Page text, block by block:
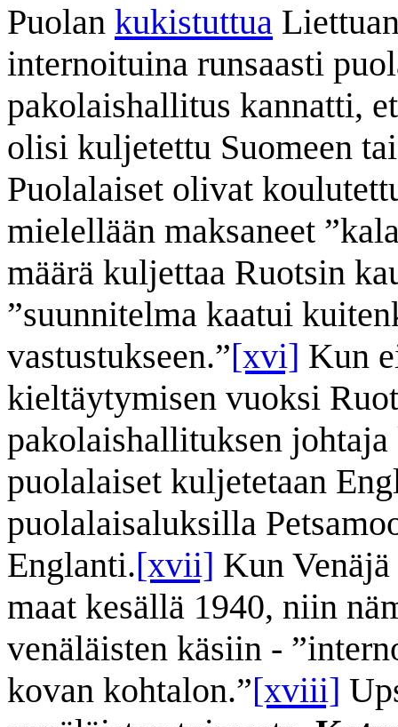
Puolan kukistuttua
internoituina runsaasti
pakolaishallitus kannatti,
olisi kuljetettu Suomeen
Puolalaiset olivat
mielellään maksaneet
määrä kuljettaa Ruotsin
”suunnitelma kaatui
vastustukseen.”[xvi] Kun
kieltäytymisen vuoksi
pakolaishallituksen
puolalaiset kuljetetaan
puolalaisaluksilla
Englanti.[xvii] Kun
maat kesällä 1940, niin
venäläisten käsiin -
kovan kohtalon.”[xviii]